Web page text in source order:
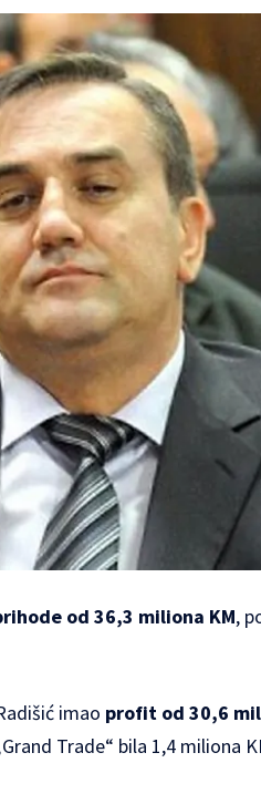
od 36,3 miliona KM,
imao profit od 30,6
Trade“ bila 1,4 miliona